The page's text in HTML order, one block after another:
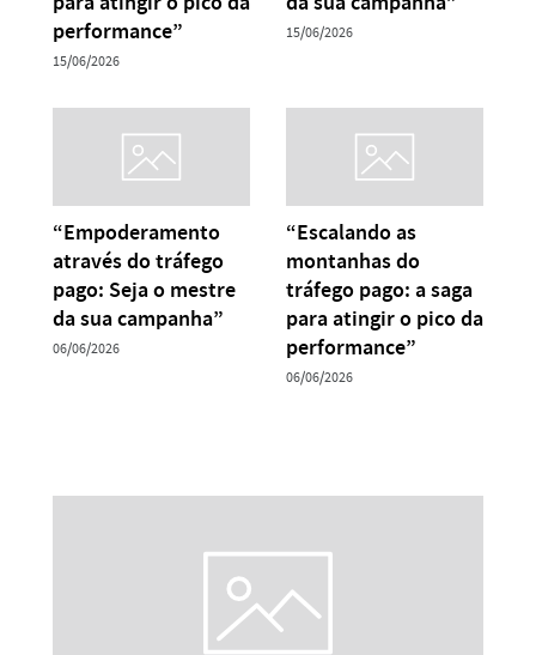
performance”
15/06/2026
15/06/2026
“Empoderamento
através do tráfego
pago: Seja o mestre
da sua campanha”
06/06/2026
“Escalando as
montanhas do
tráfego pago: a saga
para atingir o pico da
performance”
06/06/2026